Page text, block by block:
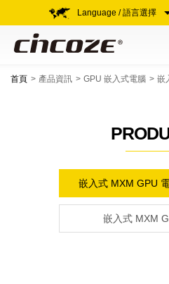
Language / 語言選擇
首頁 產品資訊 GPU 嵌入式電腦 嵌
嵌入式 MXM GPU
嵌入式 MXM